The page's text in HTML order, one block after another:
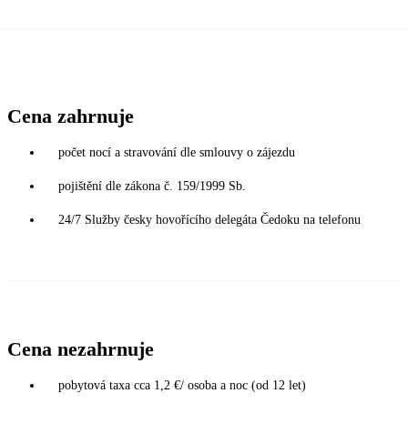
Cena zahrnuje
počet nocí a stravování dle smlouvy o zájezdu
pojištění dle zákona č. 159/1999 Sb.
24/7 Služby česky hovořícího delegáta Čedoku na telefonu
Cena nezahrnuje
pobytová taxa cca 1,2 €/ osoba a noc (od 12 let)